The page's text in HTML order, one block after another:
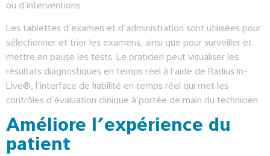
ou d’interventions.
Les tablettes d’examen et d’administration sont utilisées pour
sélectionner et trier les examens, ainsi que pour surveiller et
mettre en pause les tests. Le praticien peut visualiser les
résultats diagnostiques en temps réel à l’aide de Radius In-
Live®, l’interface de fiabilité en temps réel qui met les
contrôles d’évaluation clinique à portée de main du technicien.
Améliore l’expérience du
patient